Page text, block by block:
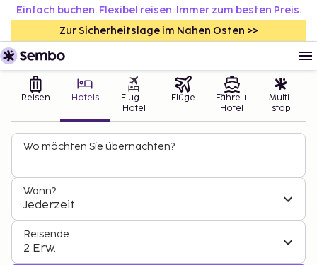
Einfach buchen. Flexibel reisen. Immer zum besten Preis.
Zur Sicherheitslage im Nahen Osten >>
Reisen Hotels
Flug +
Hotel
Flüge
Fähre +
Hotel
Multi-
stop
Wo möchten Sie übernachten?
Wann?
Jederzeit
Reisende
2 Erw.